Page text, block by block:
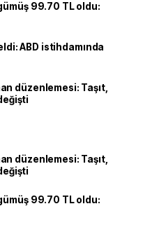
99.70 TL oldu:
ABD istihdamında
düzenlemesi: Taşıt,
düzenlemesi: Taşıt,
99.70 TL oldu: